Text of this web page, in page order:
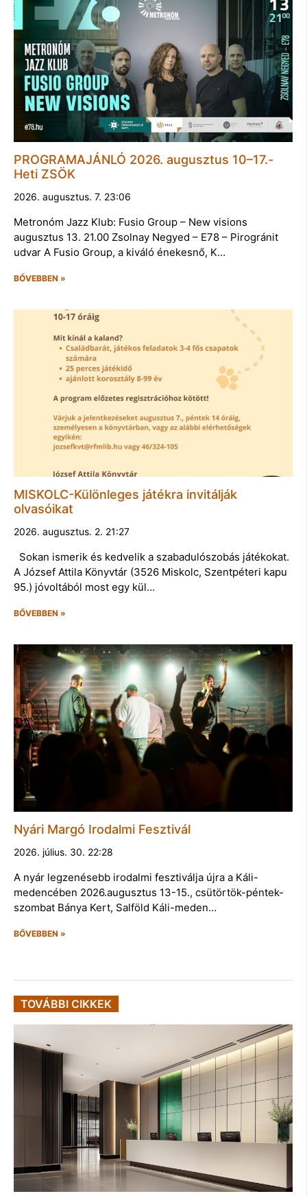
PROGRAMAJÁNLÓ 2026. augusztus 10–17.-
Heti ZSÖK
2026. augusztus. 7. 23:06
Metronóm Jazz Klub: Fusio Group – New visions
augusztus 13. 21.00 Zsolnay Negyed – E78 – Pirogránit
udvar A Fusio Group, a kiváló énekesnő, K…
BŐVEBBEN »
MISKOLC-Különleges játékra invitálják
olvasóikat
2026. augusztus. 2. 21:27
Sokan ismerik és kedvelik a szabadulószobás játékokat.
A József Attila Könyvtár (3526 Miskolc, Szentpéteri kapu
95.) jóvoltából most egy kül…
BŐVEBBEN »
Nyári Margó Irodalmi Fesztivál
2026. július. 30. 22:28
A nyár legzenésebb irodalmi fesztiválja újra a Káli-
medencében 2026.augusztus 13-15., csütörtök-péntek-
szombat Bánya Kert, Salföld Káli-meden…
BŐVEBBEN »
TOVÁBBI CIKKEK